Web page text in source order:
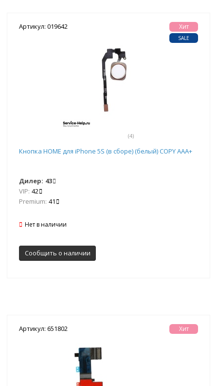
Артикул: 019642
(4)
Хит
SALE
Кнопка HOME для iPhone 5S (в сборе) (белый) COPY AAA+
Дилер: 43
VIP: 42
Premium: 41
Нет в наличии
Сообщить о наличии
Артикул: 651802 Хит